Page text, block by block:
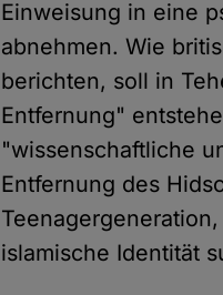
Einweisung in eine
abnehmen. Wie
berichten, soll in
Entfernung"
"wissenschaftliche
Entfernung des
islamische Identität